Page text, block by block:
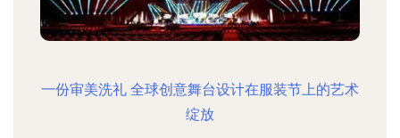
一份审美洗礼 全球创意舞台设计在服装节上的艺术
绽放